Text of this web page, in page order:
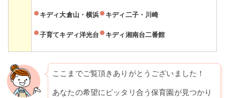
キディ大倉山・横浜 キディ二子・川崎
子育てキディ洋光台 キディ湘南台二番館
ここまでご覧頂きありがとうございました！
あなたの希望にピッタリ合う保育園が見つかり